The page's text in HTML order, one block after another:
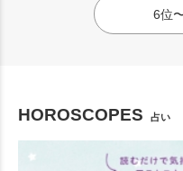
6位
HOROSCOPES 占い